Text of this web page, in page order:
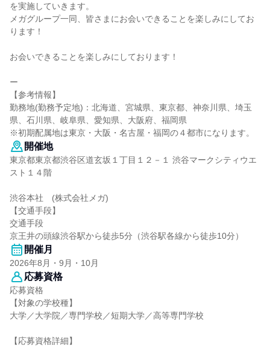
を実施していきます。
メガグループ一同、皆さまにお会いできることを楽しみにしてお
ります！
お会いできることを楽しみにしております！
ー
【参考情報】
勤務地(勤務予定地)：北海道、宮城県、東京都、神奈川県、埼玉
県、石川県、岐阜県、愛知県、大阪府、福岡県
※初期配属地は東京・大阪・名古屋・福岡の４都市になります。
開催地
東京都東京都渋谷区道玄坂１丁目１２－１ 渋谷マークシティウエ
スト１４階
渋谷本社 (株式会社メガ)
【交通手段】
交通手段
京王井の頭線渋谷駅から徒歩5分（渋谷駅各線から徒歩10分）
開催月
2026年8月・9月・10月
応募資格
応募資格
【対象の学校種】
大学／大学院／専門学校／短期大学／高等専門学校
【応募資格詳細】